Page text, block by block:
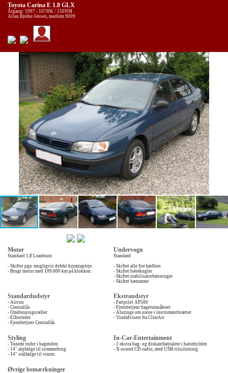
Toyota Carina E 1.8 GLX
Årgang: 1997 - 107HK / 150NM
Allan Bjelke Jensen, medlem 9009
Motor
Standard 1,8 Leanburn
- Skiftet pga. mugligvis defekt krumtapleje.
- Brugt motor med 109.000 km på klokken.
Undervogn
Standard
- Skiftet alle fire kødben
- Skiftet bærekugler
- Skiftet stabilisatorbøsninger
- Skiftet bærearme
Standardudstyr
- Aircon
- Centrallås
- Omdrejningstæller
- Elforruder
- Fjernbetjent Centrallås
Ekstraudstyr
- Fartpilot AP500
- Fjernbetjent bagerumsåbner
- Aluringe om urene i instrumentbrættet
- Vindafvisere fra ClimAir
Styling
- Tonede ruder i bagenden
- 14" alufælge til sommerbrug
- 14" stålfælge til vinter.
In-Car-Entertainment
- 2 ekstra bag- og diskanthøjtalere i hattehylden
- X-sound CD-radio, med USB-tilsslutning
Øvrige bemærkninger